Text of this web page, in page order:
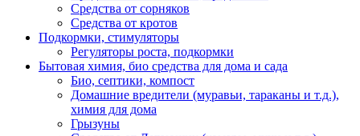
Средства от сорняков
Средства от кротов
Подкормки, стимуляторы
Регуляторы роста, подкормки
Бытовая химия, био средства для дома и сада
Био, септики, компост
Домашние вредители (муравьи, тараканы и т.д.),
химия для дома
Грызуны